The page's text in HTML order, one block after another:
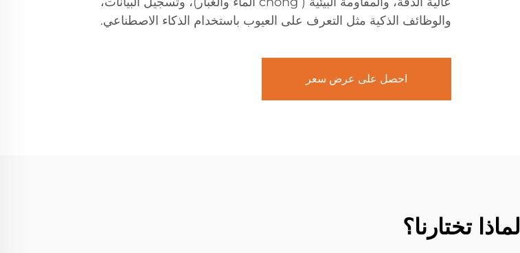
والوظائف الذكية مثل التعرف على العيوب باستخدام الذكاء الاصطناعي.
احصل على عرض سعر
لماذا تختارنا؟